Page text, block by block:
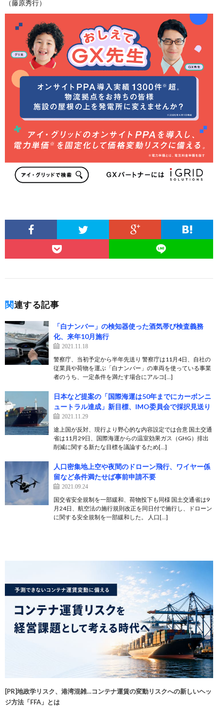
（藤原秀行）
関連する記事
「白ナンバー」の検知器使った酒気帯び検査義務
化、来年10月施行
2021.11.18
警察庁、当初予定から半年先送り 警察庁は11月4日、自社の
従業員や荷物を運ぶ「白ナンバー」の車両を使っている事業
者のうち、一定条件を満たす場合にアルコ[…]
日本など提案の「国際海運は50年までにカーボンニ
ュートラル達成」新目標、IMO委員会で採択見送り
2021.11.29
途上国が反対、現行より野心的な内容設定では合意 国土交通
省は11月29日、国際海運からの温室効果ガス（GHG）排出
削減に関する新たな目標を議論するため[…]
人口密集地上空や夜間のドローン飛行、ワイヤー係
留など条件満たせば事前申請不要
2021.09.24
国交省安全規制を一部緩和、荷物投下も同様 国土交通省は9
月24日、航空法の施行規則改正を同日付で施行し、ドローン
に関する安全規制を一部緩和した。 人口[…]
[PR]地政学リスク、港湾混雑…コンテナ運賃の変動リスクへの新しいヘッ
ジ方法「FFA」とは